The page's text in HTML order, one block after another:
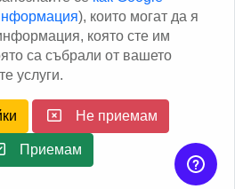
), които могат да я
която сте им
са събрали от вашето
услуги.
Не приемам
Приемам
Дейтаком ООДAuthor
reserved.